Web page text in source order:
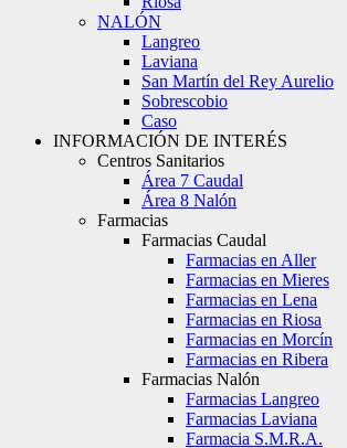
NALÓN
Langreo
Laviana
San Martín del Rey Aurelio
Sobrescobio
Caso
INFORMACIÓN DE INTERÉS
Centros Sanitarios
Área 7 Caudal
Área 8 Nalón
Farmacias
Farmacias Caudal
Farmacias en Aller
Farmacias en Mieres
Farmacias en Lena
Farmacias en Riosa
Farmacias en Morcín
Farmacias en Ribera
Farmacias Nalón
Farmacias Langreo
Farmacias Laviana
Farmacia S.M.R.A.